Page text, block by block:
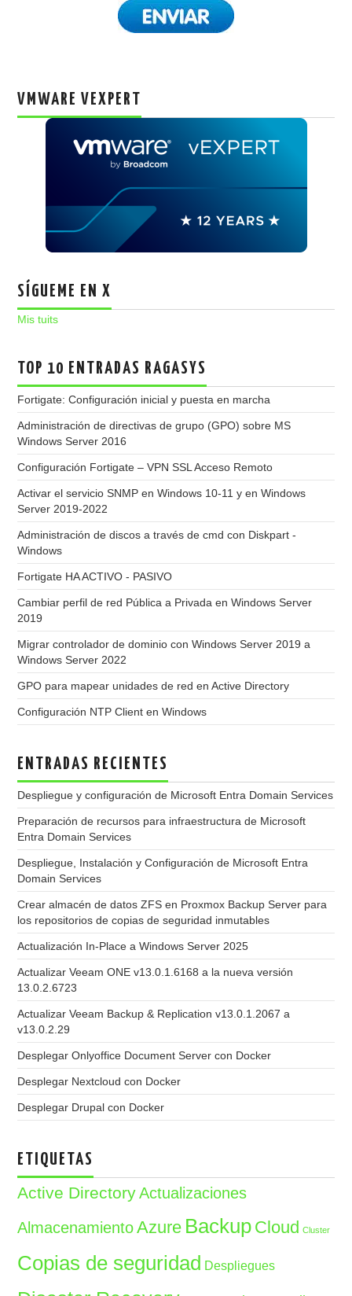
VMWARE VEXPERT
SÍGUEME EN X
Mis tuits
TOP 10 ENTRADAS RAGASYS
Fortigate: Configuración inicial y puesta en marcha
Administración de directivas de grupo (GPO) sobre MS
Windows Server 2016
Configuración Fortigate – VPN SSL Acceso Remoto
Activar el servicio SNMP en Windows 10-11 y en Windows
Server 2019-2022
Administración de discos a través de cmd con Diskpart -
Windows
Fortigate HA ACTIVO - PASIVO
Cambiar perfil de red Pública a Privada en Windows Server
2019
Migrar controlador de dominio con Windows Server 2019 a
Windows Server 2022
GPO para mapear unidades de red en Active Directory
Configuración NTP Client en Windows
ENTRADAS RECIENTES
Despliegue y configuración de Microsoft Entra Domain Services
Preparación de recursos para infraestructura de Microsoft
Entra Domain Services
Despliegue, Instalación y Configuración de Microsoft Entra
Domain Services
Crear almacén de datos ZFS en Proxmox Backup Server para
los repositorios de copias de seguridad inmutables
Actualización In-Place a Windows Server 2025
Actualizar Veeam ONE v13.0.1.6168 a la nueva versión
13.0.2.6723
Actualizar Veeam Backup & Replication v13.0.1.2067 a
v13.0.2.29
Desplegar Onlyoffice Document Server con Docker
Desplegar Nextcloud con Docker
Desplegar Drupal con Docker
ETIQUETAS
Active Directory Actualizaciones
Almacenamiento Azure Backup Cloud Cluster
Copias de seguridad Despliegues